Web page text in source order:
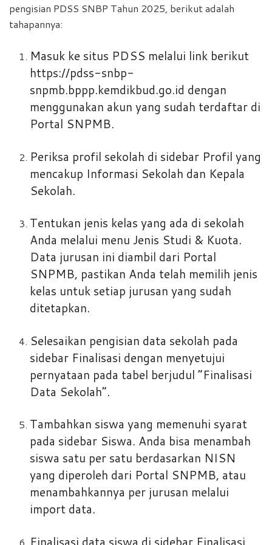
pengisian PDSS SNBP Tahun 2025, berikut adalah
tahapannya:
Masuk ke situs PDSS melalui link berikut
https://pdss-snbp-
snpmb.bppp.kemdikbud.go.id dengan
menggunakan akun yang sudah terdaftar di
Portal SNPMB.
Periksa profil sekolah di sidebar Profil yang
mencakup Informasi Sekolah dan Kepala
Sekolah.
Tentukan jenis kelas yang ada di sekolah
Anda melalui menu Jenis Studi & Kuota.
Data jurusan ini diambil dari Portal
SNPMB, pastikan Anda telah memilih jenis
kelas untuk setiap jurusan yang sudah
ditetapkan.
Selesaikan pengisian data sekolah pada
sidebar Finalisasi dengan menyetujui
pernyataan pada tabel berjudul “Finalisasi
Data Sekolah”.
Tambahkan siswa yang memenuhi syarat
pada sidebar Siswa. Anda bisa menambah
siswa satu per satu berdasarkan NISN
yang diperoleh dari Portal SNPMB, atau
menambahkannya per jurusan melalui
import data.
Finalisasi data siswa di sidebar Finalisasi